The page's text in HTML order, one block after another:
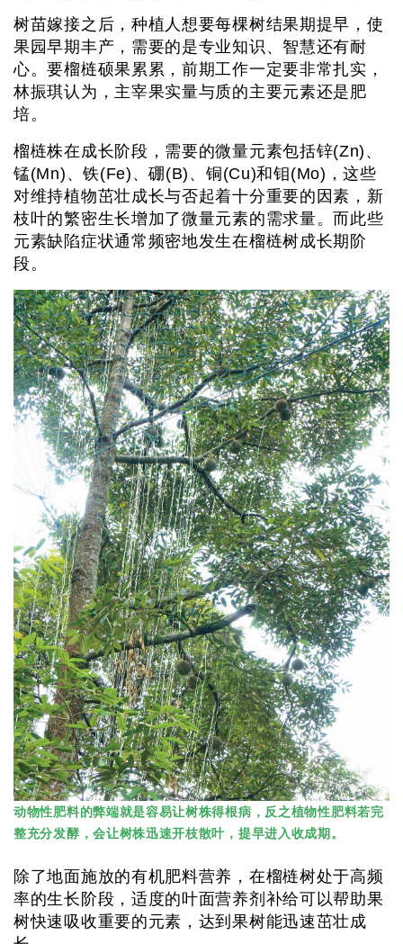
树苗嫁接之后，种植人想要每棵树结果期提早，使
果园早期丰产，需要的是专业知识、智慧还有耐
心。要榴梿硕果累累，前期工作一定要非常扎实，
林振琪认为，主宰果实量与质的主要元素还是肥
培。
榴梿株在成长阶段，需要的微量元素包括锌(Zn)、
锰(Mn)、铁(Fe)、硼(B)、铜(Cu)和钼(Mo)，这些
对维持植物茁壮成长与否起着十分重要的因素，新
枝叶的繁密生长增加了微量元素的需求量。而此些
元素缺陷症状通常频密地发生在榴梿树成长期阶
段。
动物性肥料的弊端就是容易让树株得根病，反之植物性肥料若完
整充分发酵，会让树株迅速开枝散叶，提早进入收成期。
除了地面施放的有机肥料营养，在榴梿树处于高频
率的生长阶段，适度的叶面营养剂补给可以帮助果
树快速吸收重要的元素，达到果树能迅速茁壮成